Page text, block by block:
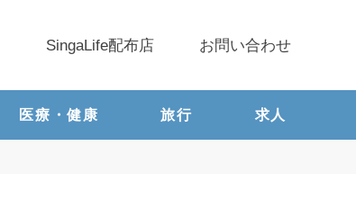
医療・健康 旅行 求人
SingaLife配布店 お問い合わせ